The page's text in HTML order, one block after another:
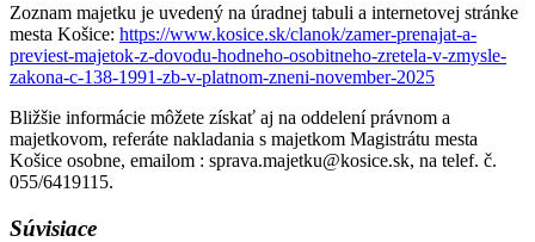
Zoznam majetku je uvedený na úradnej tabuli a internetovej stránke
mesta Košice: https://www.kosice.sk/clanok/zamer-prenajat-a-
previest-majetok-z-dovodu-hodneho-osobitneho-zretela-v-zmysle-
zakona-c-138-1991-zb-v-platnom-zneni-november-2025
Bližšie informácie môžete získať aj na oddelení právnom a
majetkovom, referáte nakladania s majetkom Magistrátu mesta
Košice osobne, emailom : sprava.majetku@kosice.sk, na telef. č.
055/6419115.
Súvisiace